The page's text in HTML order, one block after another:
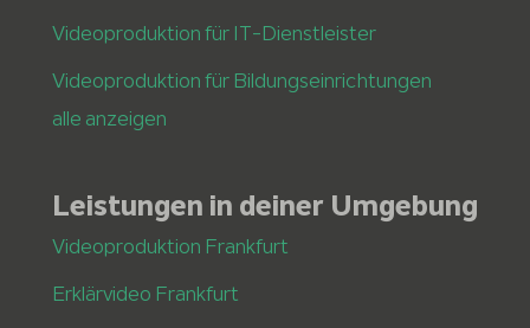
Videoproduktion für IT-Dienstleister
Videoproduktion für Bildungseinrichtungen
alle anzeigen
Leistungen in deiner Umgebung
Videoproduktion Frankfurt
Erklärvideo Frankfurt